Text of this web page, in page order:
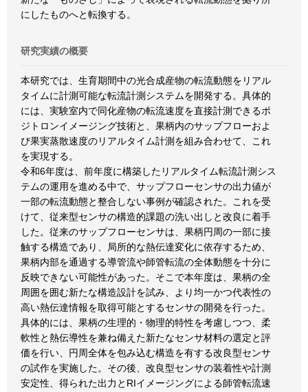
にしたものへと転換する。
研究実績の概要
本研究では、生育期間中の光合成産物の転流動態をリアル
タイムに計測可能な転流計測システムを開発する。具体的
には、実験室内で同化産物の転流速度を直接計測できるポ
ジトロンイメージング技術と、果柄内のサップフローおよ
び果実蒸散速度のリアルタイム計測を組み合わせて、これ
を実現する。
令和6年度は、前年度に構築したリアルタイム転流計測シス
テムの運用を進める中で、サップフローセンサの出力値が
一部の転流動態と整合しない事例が確認された。これを受
けて、従来型センサの構造的課題の洗い出しと改良に着手
した。従来のサップフローセンサは、果柄円周の一部に接
触する構造であり、局所的な熱伝達変化に依存するため、
果柄内部を通過する導管流や師管転流の全体動態を十分に
反映できない可能性があった。そこで本年度は、果柄の全
周囲を囲む新たな構造設計を試み、より均一かつ代表性の
高い熱伝達情報を取得可能とするセンサの開発を行った。
具体的には、果柄の生理的・物理的特性を考慮しつつ、柔
軟性と熱伝導性を兼ね備えた新たなセンサ材料の選定と評
価を行い、円周全体を包み込む構造を有する改良型センサ
の試作を実施した。その後、改良型センサの装着性や計測
安定性、得られた出力とRIイメージングによる師管転流速